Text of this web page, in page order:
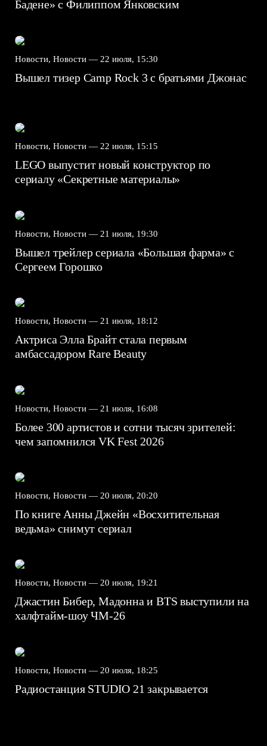
Бадене» с Филиппом Янковским
Новости, Новости — 22 июля, 15:30
Вышел тизер Camp Rock 3 с братьями Джонас
Новости, Новости — 22 июля, 15:15
LEGO выпустит новый конструктор по
сериалу «Секретные материалы»
Новости, Новости — 21 июля, 19:30
Вышел трейлер сериала «Большая фарма» с
Сергеем Горошко
Новости, Новости — 21 июля, 18:12
Актриса Элла Брайт стала первым
амбассадором Rare Beauty
Новости, Новости — 21 июля, 16:08
Более 300 артистов и сотни тысяч зрителей:
чем запомнился VK Fest 2026
Новости, Новости — 20 июля, 20:20
По книге Анны Джейн «Восхитительная
ведьма» снимут сериал
Новости, Новости — 20 июля, 19:21
Джастин Бибер, Мадонна и BTS выступили на
халфтайм-шоу ЧМ-26
Новости, Новости — 20 июля, 18:25
Радиостанция STUDIO 21 закрывается